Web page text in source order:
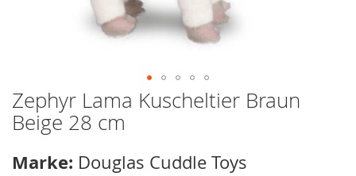
Zum
Anfang
der
springen
Zephyr Lama Kuscheltier Braun
Beige 28 cm
Marke: Douglas Cuddle Toys